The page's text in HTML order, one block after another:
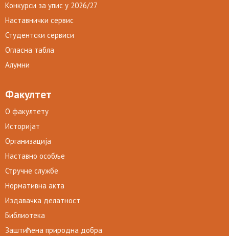
Конкурси за упис у 2026/27
Наставнички сервис
Студентски сервиси
Огласна табла
Алумни
Факултет
О факултету
Историјат
Организација
Наставно особље
Стручне службе
Нормативна акта
Издавачка делатност
Библиотека
Заштићена природна добра